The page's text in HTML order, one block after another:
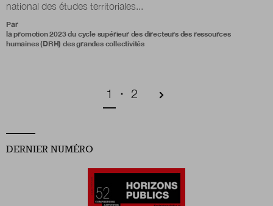
national des études territoriales...
Par
la promotion 2023 du cycle supérieur des directeurs des ressources
humaines (DRH) des grandes collectivités
Page courante
1 Page
2
DERNIER NUMÉRO